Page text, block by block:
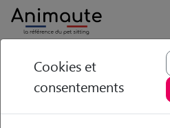
Animaute Ile-de-France Seine-et-
Cookies et
consentements